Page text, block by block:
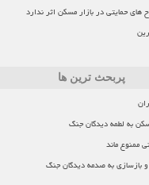
های حمایتی در بازار مسکن اثر ندارد
پربحث ترین ها
به لطمه دیدگان جنگ
ممنوع ماند
بازسازی به صدمه دیدگان جنگ